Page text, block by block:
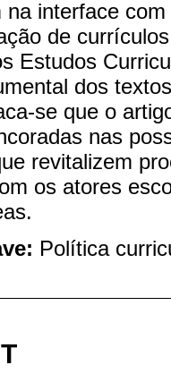
na interface
de
Estudos
dos
se que o
nas
revitalizem
os atores
Política